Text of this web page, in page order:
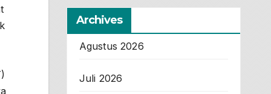
Archives
Agustus 2026
Juli 2026